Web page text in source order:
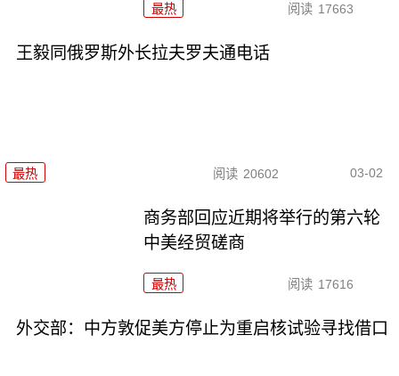
最热 阅读 17663
王毅同俄罗斯外长拉夫罗夫通电话
最热 阅读 20602 03-02
商务部回应近期将举行的第六轮
中美经贸磋商
最热 阅读 17616
外交部：中方敦促美方停止为重启核试验寻找借口